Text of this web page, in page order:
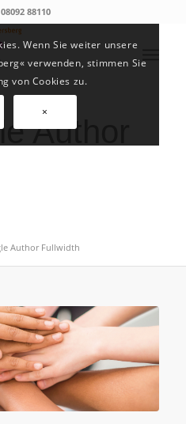
88110
Author
Author Fullwidth
Wenn Sie weiter unsere
verwenden, stimmen Sie
von Cookies zu.
×